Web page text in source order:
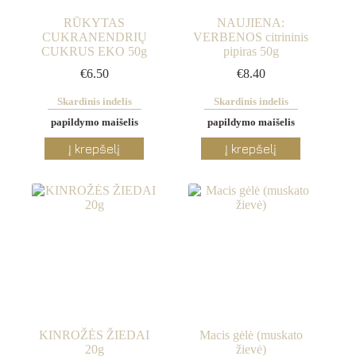
page
page
RŪKYTAS
CUKRANENDRIŲ
CUKRUS EKO 50g
€6.50
Skardinis indelis
papildymo maišelis
Į krepšelį
This
product
multiple
variants.
The
page
NAUJIENA:
VERBENOS citrininis
pipiras 50g
€8.40
Skardinis indelis
papildymo maišelis
Į krepšelį
This
product
multiple
variants.
The
page
KINROŽĖS ŽIEDAI
20g
Macis gėlė (muskato
žievė)